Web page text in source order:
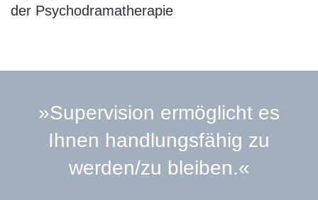
der Psychodramatherapie
»Supervision ermöglicht es
Ihnen handlungsfähig zu
werden/zu bleiben.«